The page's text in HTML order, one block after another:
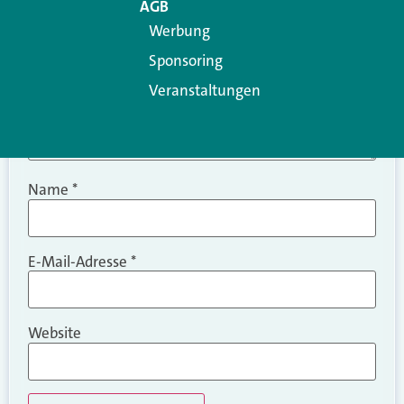
Name *
E-Mail-Adresse *
Website
AGB
Werbung
Sponsoring
Veranstaltungen